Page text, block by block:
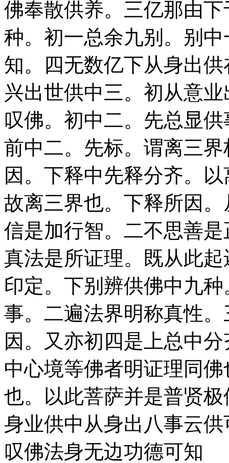
佛奉散供养。三亿那由
种。初一总余九别。别
知。四无数亿下从身出
兴出世供中三。初从意
叹佛。初中二。先总显
前中二。先标。谓离三
因。下释中先释分齐。
故离三界也。下释所因
信是加行智。二不思善
真法是所证理。既从此
印定。下别辨供佛中九
事。二遍法界明称真性
因。又亦初四是上总中
中心境等佛者明证理同
也。以此菩萨并是普贤
身业供中从身出八事云
叹佛法身无边功德可知